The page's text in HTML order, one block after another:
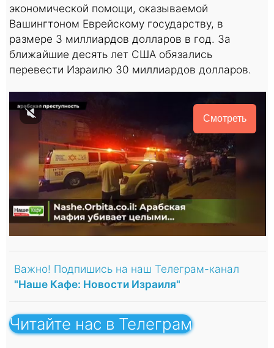
экономической помощи, оказываемой
Вашингтоном Еврейскому государству, в
размере 3 миллиардов долларов в год. За
ближайшие десять лет США обязались
перевести Израилю 30 миллиардов долларов.
Смотреть
Важно! Подпишись на наш Телеграм-канал
"Наше Кафе: Новости Израиля"
Читайте нас в Телеграм